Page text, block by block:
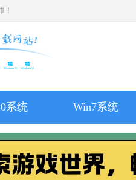
系统 Win7系统